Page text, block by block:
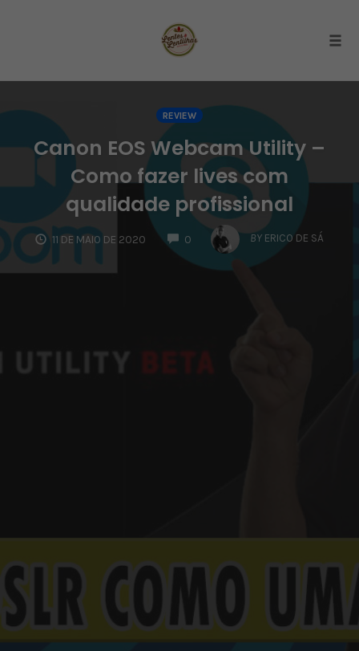
to
REVIEW
Canon EOS Webcam Utility –
Como fazer lives com
qualidade profissional
11 DE MAIO DE 2020 0
COMMENTS
BY ERICO DE SÁ